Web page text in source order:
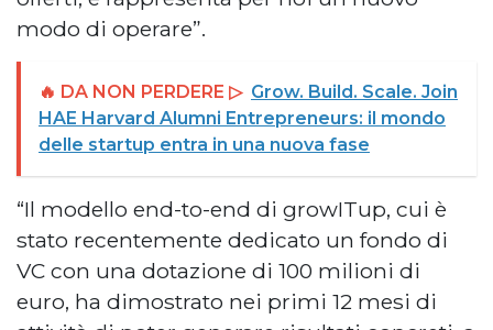
modo di operare”.
🔥 DA NON PERDERE ▷ Grow. Build. Scale. Join
HAE Harvard Alumni Entrepreneurs: il mondo
delle startup entra in una nuova fase
“Il modello end-to-end di growITup, cui è
stato recentemente dedicato un fondo di
VC con una dotazione di 100 milioni di
euro, ha dimostrato nei primi 12 mesi di